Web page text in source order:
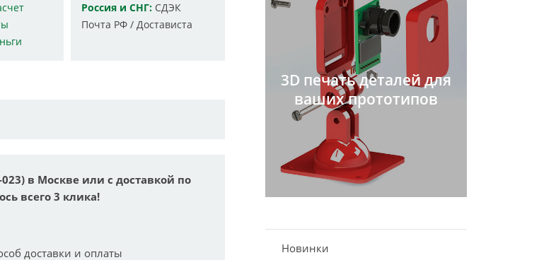
Россия и СНГ:СДЭК
Почта РФ / Достависта
в Москве или с доставкой по
всего 3 клика!
доставки и оплаты
3D печать деталей для
ваших прототипов
Новинки